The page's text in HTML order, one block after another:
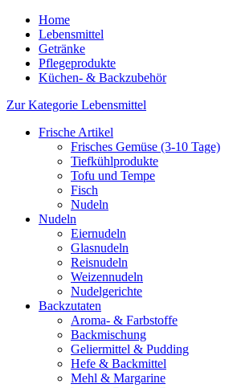
Home
Lebensmittel
Getränke
Pflegeprodukte
Küchen- & Backzubehör
Zur Kategorie Lebensmittel
Frische Artikel
Frisches Gemüse (3-10 Tage)
Tiefkühlprodukte
Tofu und Tempe
Fisch
Nudeln
Nudeln
Eiernudeln
Glasnudeln
Reisnudeln
Weizennudeln
Nudelgerichte
Backzutaten
Aroma- & Farbstoffe
Backmischung
Geliermittel & Pudding
Hefe & Backmittel
Mehl & Margarine